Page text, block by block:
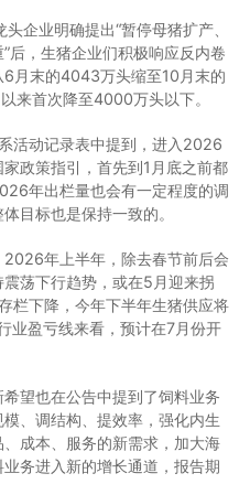
企业明确提出“暂停母猪扩产、
后，生猪企业们积极响应反内卷
月末的4043万头缩至10月末的
来首次降至4000万头以下。
活动记录表中提到，进入2026
政策指引，首先到1月底之前都
年出栏量也会有一定程度的调
目标也是保持一致的。
年上半年，除去春节前后会
荡下行趋势，或在5月迎来拐
栏下降，今年下半年生猪供应将
业盈亏线来看，预计在7月份开
望也在公告中提到了饲料业务
、调结构、提效率，强化内生
成本、服务的新需求，加大海
务进入新的增长通道，报告期